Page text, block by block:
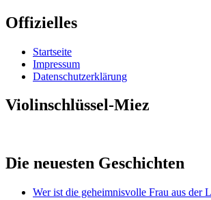
Offizielles
Startseite
Impressum
Datenschutzerklärung
Violinschlüssel-Miez
Die neuesten Geschichten
Wer ist die geheimnisvolle Frau aus der